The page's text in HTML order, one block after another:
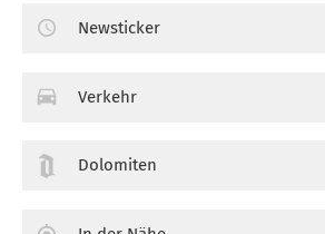
Newsticker
Verkehr
Dolomiten